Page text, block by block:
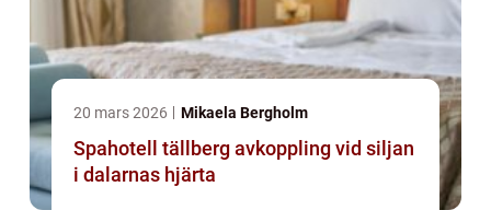
20 mars 2026 Mikaela Bergholm
Spahotell tällberg avkoppling vid siljan
i dalarnas hjärta